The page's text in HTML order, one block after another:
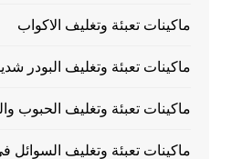
ماكينات تعبئة وتغليف الاكواب
ماكينات تعبئة وتغليف البودر
ماكينات تعبئة وتغليف الحبوب
ماكينات تعبئة وتغليف السوائل